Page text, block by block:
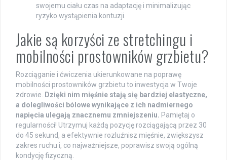
swojemu ciału czas na adaptację i minimalizując
ryzyko wystąpienia kontuzji.
Jakie są korzyści ze stretchingu i
mobilności prostowników grzbietu?
Rozciąganie i ćwiczenia ukierunkowane na poprawę
mobilności prostowników grzbietu to inwestycja w Twoje
zdrowie.
Dzięki nim mięśnie stają się bardziej elastyczne,
a dolegliwości bólowe wynikające z ich nadmiernego
napięcia ulegają znacznemu zmniejszeniu. Pamiętaj o
regularności! Utrzymuj każdą pozycję rozciągającą przez 30
do 45 sekund, a efektywnie rozluźnisz mięśnie, zwiększysz
zakres ruchu i, co najważniejsze, poprawisz swoją ogólną
kondycję fizyczną.